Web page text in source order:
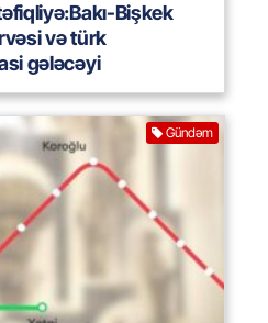
Bişkek
və türk
gələcəyi
Gündəm